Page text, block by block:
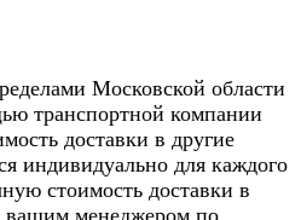
Московской области
транспортной компании
доставки в другие
индивидуально для каждого
стоимость доставки в